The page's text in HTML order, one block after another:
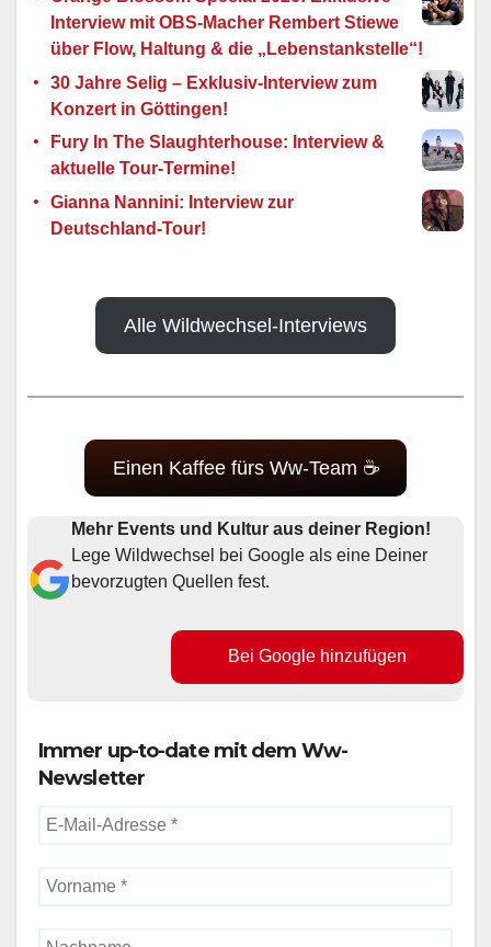
Interview mit OBS-Macher Rembert Stiewe
über Flow, Haltung & die „Lebenstankstelle“!
30 Jahre Selig – Exklusiv-Interview zum
Konzert in Göttingen!
Fury In The Slaughterhouse: Interview &
aktuelle Tour-Termine!
Gianna Nannini: Interview zur
Deutschland-Tour!
Alle Wildwechsel-Interviews
Einen Kaffee fürs Ww-Team ☕
Mehr Events und Kultur aus deiner Region!
Lege Wildwechsel bei Google als eine Deiner
bevorzugten Quellen fest.
Bei Google hinzufügen
Immer up-to-date mit dem Ww-
Newsletter